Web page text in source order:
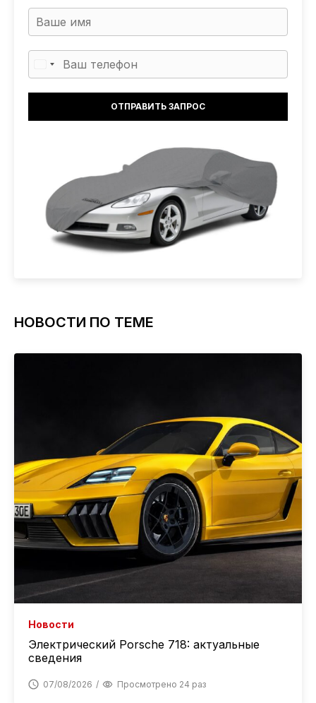
НОВОСТИ ПО ТЕМЕ
Новости
Электрический Porsche 718: актуальные
сведения
07/08/2026 Просмотрено 24 раз